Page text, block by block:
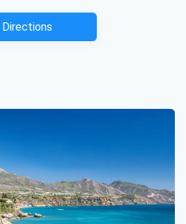
Directions